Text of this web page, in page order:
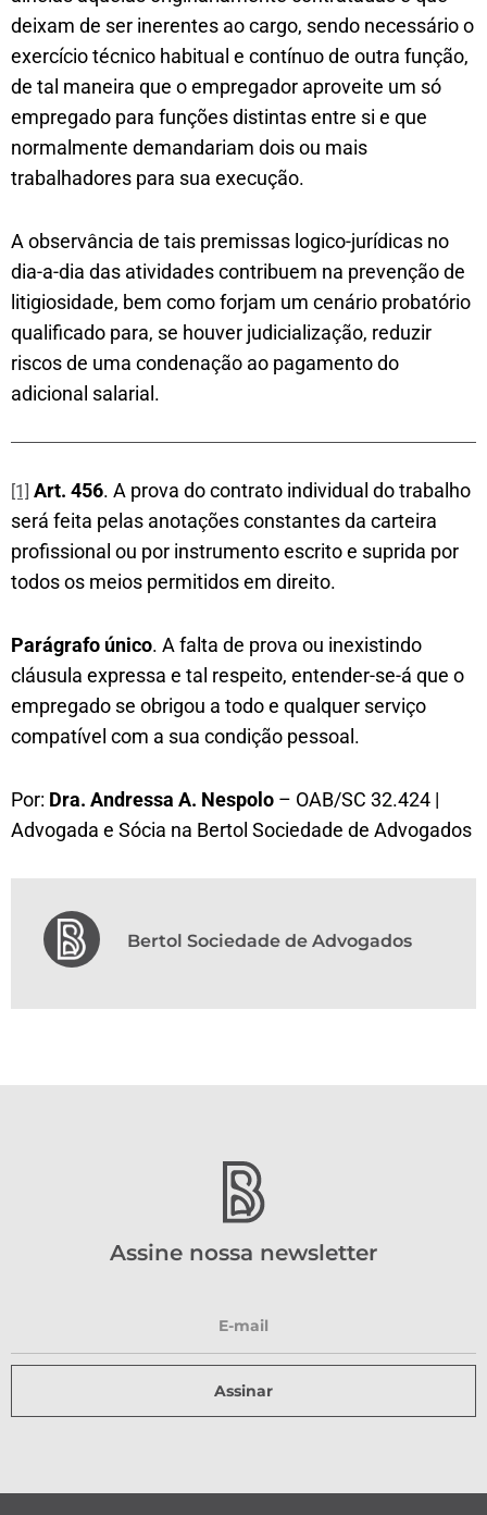
deixam de ser inerentes ao cargo, sendo necessário o
exercício técnico habitual e contínuo de outra função,
de tal maneira que o empregador aproveite um só
empregado para funções distintas entre si e que
normalmente demandariam dois ou mais
trabalhadores para sua execução.
A observância de tais premissas logico-jurídicas no
dia-a-dia das atividades contribuem na prevenção de
litigiosidade, bem como forjam um cenário probatório
qualificado para, se houver judicialização, reduzir
riscos de uma condenação ao pagamento do
adicional salarial.
[1] Art. 456. A prova do contrato individual do trabalho
será feita pelas anotações constantes da carteira
profissional ou por instrumento escrito e suprida por
todos os meios permitidos em direito.
Parágrafo único. A falta de prova ou inexistindo
cláusula expressa e tal respeito, entender-se-á que o
empregado se obrigou a todo e qualquer serviço
compatível com a sua condição pessoal.
Por: Dra. Andressa A. Nespolo – OAB/SC 32.424 |
Advogada e Sócia na Bertol Sociedade de Advogados
Bertol Sociedade de Advogados
Assine nossa newsletter
Assinar